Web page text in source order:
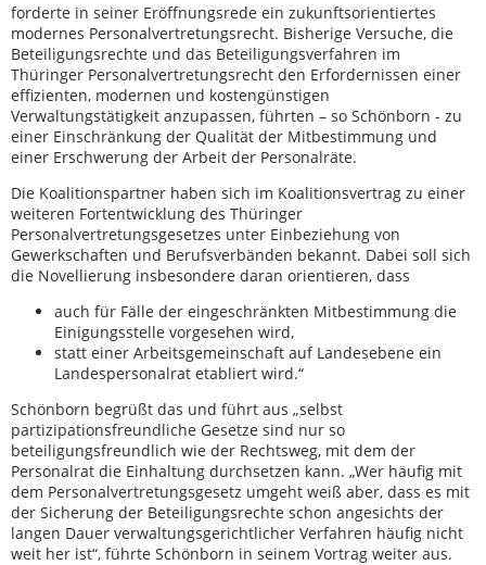
forderte in seiner Eröffnungsrede ein zukunftsorientiertes
modernes Personalvertretungsrecht. Bisherige Versuche, die
Beteiligungsrechte und das Beteiligungsverfahren im
Thüringer Personalvertretungsrecht den Erfordernissen einer
effizienten, modernen und kostengünstigen
Verwaltungstätigkeit anzupassen, führten – so Schönborn - zu
einer Einschränkung der Qualität der Mitbestimmung und
einer Erschwerung der Arbeit der Personalräte.
Die Koalitionspartner haben sich im Koalitionsvertrag zu einer
weiteren Fortentwicklung des Thüringer
Personalvertretungsgesetzes unter Einbeziehung von
Gewerkschaften und Berufsverbänden bekannt. Dabei soll sich
die Novellierung insbesondere daran orientieren, dass
auch für Fälle der eingeschränkten Mitbestimmung die
Einigungsstelle vorgesehen wird,
statt einer Arbeitsgemeinschaft auf Landesebene ein
Landespersonalrat etabliert wird.“
Schönborn begrüßt das und führt aus „selbst
partizipationsfreundliche Gesetze sind nur so
beteiligungsfreundlich wie der Rechtsweg, mit dem der
Personalrat die Einhaltung durchsetzen kann. „Wer häufig mit
dem Personalvertretungsgesetz umgeht weiß aber, dass es mit
der Sicherung der Beteiligungsrechte schon angesichts der
langen Dauer verwaltungsgerichtlicher Verfahren häufig nicht
weit her ist“, führte Schönborn in seinem Vortrag weiter aus.